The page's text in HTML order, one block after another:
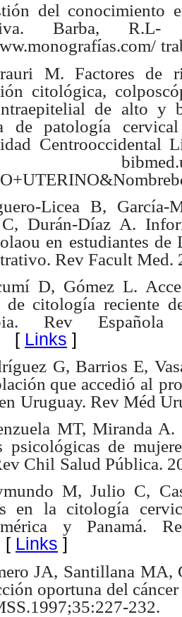
del conocimiento
Barba, R.L-
M. Factores de
citológica,
de alto y
de patología
Centrooccidental
Licea B, García-
Durán-Díaz A.
en estudiantes de
Rev Facult Med.
D, Gómez L.
de citología reciente
Rev Española
Links ]
G, Barrios E,
que accedió al
Uruguay. Rev Méd
MT, Miranda
psicológicas de
Chil Salud Pública.
M, Julio C,
en la citología
y Panamá.
Links ]
JA, Santillana MA,
oportuna del cáncer
232.